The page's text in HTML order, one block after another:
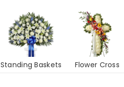
Standing Baskets Flower Cross